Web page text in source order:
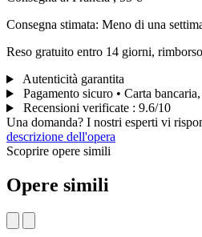
Consegna stimata: Meno di una
Reso gratuito entro 14 giorni,
Autenticità garantita
Pagamento sicuro • Carta
Recensioni verificate : 9.6/10
Una domanda? I nostri esperti vi
descrizione dell'opera
Scoprire opere simili
Opere simili